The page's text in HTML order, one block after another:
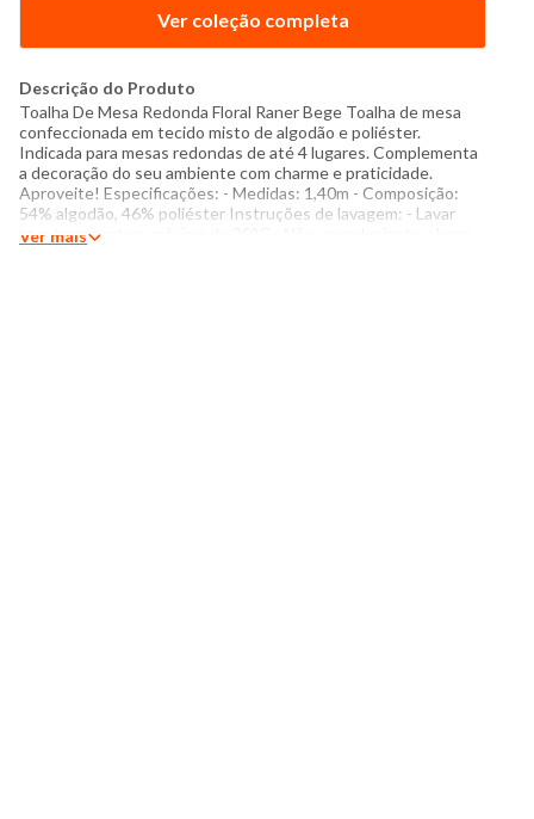
Ver coleção completa
Descrição do Produto
Toalha De Mesa Redonda Floral Raner Bege Toalha de mesa
confeccionada em tecido misto de algodão e poliéster.
Indicada para mesas redondas de até 4 lugares. Complementa
a decoração do seu ambiente com charme e praticidade.
Aproveite! Especificações: - Medidas: 1,40m - Composição:
54% algodão, 46% poliéster Instruções de lavagem: - Lavar
com temperatura máxima de 30°C - Não usar alvejante a base
Ver mais